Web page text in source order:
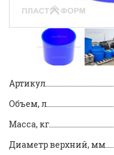
Артикул
Объем, л
Масса, кг
Диаметр верхний, мм